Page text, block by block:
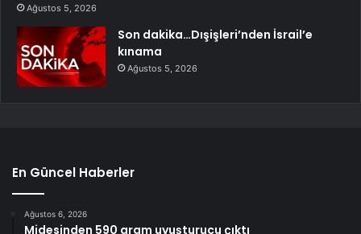
Ağustos 5, 2026
Son dakika…Dışişleri’nden İsrail’e
kınama
Ağustos 5, 2026
En Güncel Haberler
Ağustos 6, 2026
Midesinden 590 gram uyuşturucu çıktı